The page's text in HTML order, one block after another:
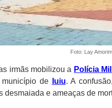
Foto: Lay
irmãs mobilizou a Polícia
de
Iuiu. A
desmaiada e ameaças de